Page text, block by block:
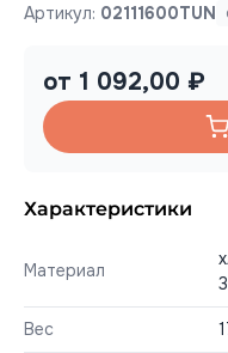
Артикул: 02111600TUN
от 1 092,00 ₽
Характеристики
Материал
Вес